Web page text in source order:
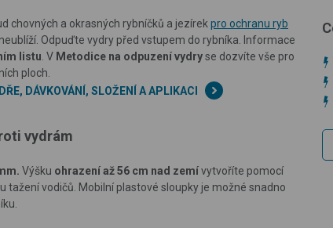
chovných a okrasných rybníčků a jezírek pro ochranu ryb
Odpuďte vydry před vstupem do rybníka. Informace
listu . V Metodice na odpuzení vydryse dozvíte vše pro
ploch.
DÁVKOVÁNÍ, SLOŽENÍ A APLIKACI
vydrám
Výšku ohrazení až 56 cm nad zemívytvoříte pomocí
tažení vodičů. Mobilní plastové sloupky je možné snadno